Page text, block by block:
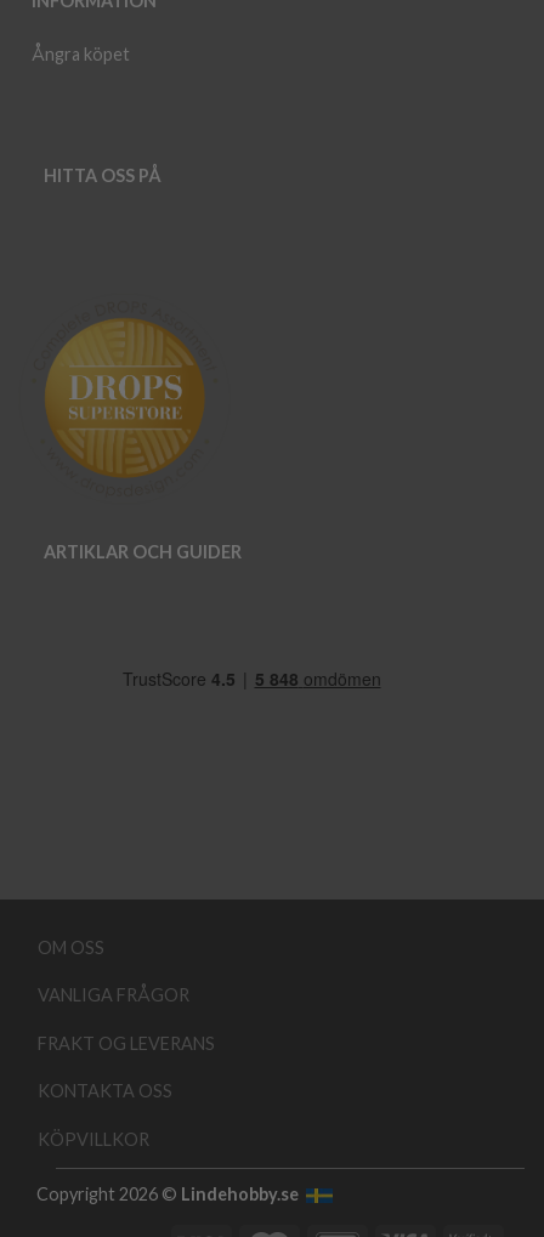
Ångra köpet
HITTA OSS PÅ
ARTIKLAR OCH GUIDER
OM OSS
VANLIGA FRÅGOR
FRAKT OG LEVERANS
KONTAKTA OSS
KÖPVILLKOR
Copyright 2026 © Lindehobby.se